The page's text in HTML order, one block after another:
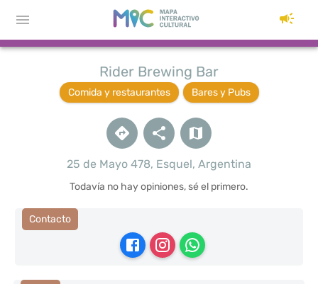
Rider Brewing Bar
Comida y restaurantes Bares y Pubs
25 de Mayo 478, Esquel, Argentina
Todavía no hay opiniones, sé el primero.
Contacto